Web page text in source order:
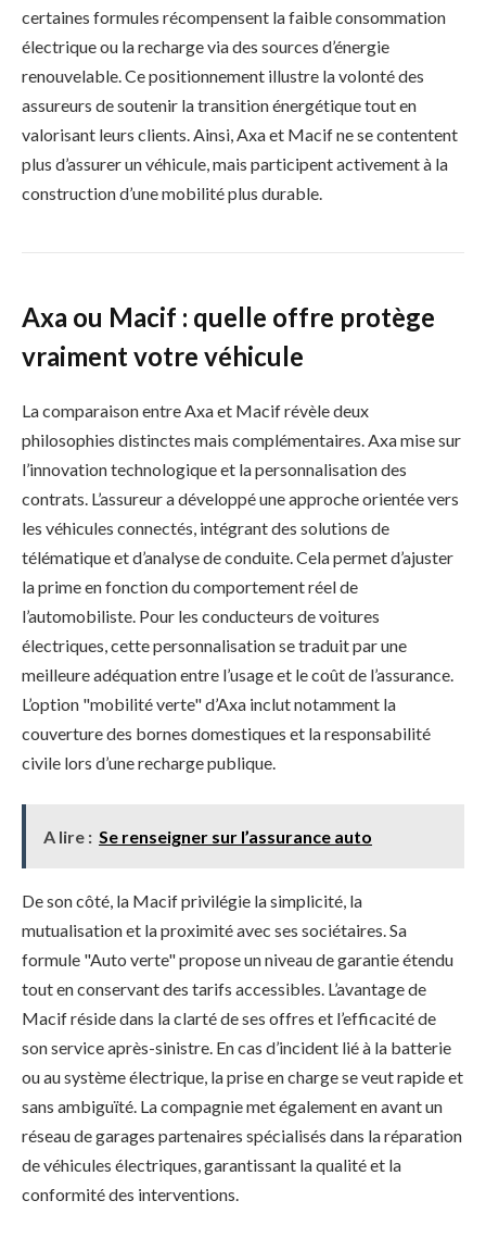
certaines formules récompensent la faible consommation
électrique ou la recharge via des sources d’énergie
renouvelable. Ce positionnement illustre la volonté des
assureurs de soutenir la transition énergétique tout en
valorisant leurs clients. Ainsi, Axa et Macif ne se contentent
plus d’assurer un véhicule, mais participent activement à la
construction d’une mobilité plus durable.
Axa ou Macif : quelle offre protège
vraiment votre véhicule
La comparaison entre Axa et Macif révèle deux
philosophies distinctes mais complémentaires. Axa mise sur
l’innovation technologique et la personnalisation des
contrats. L’assureur a développé une approche orientée vers
les véhicules connectés, intégrant des solutions de
télématique et d’analyse de conduite. Cela permet d’ajuster
la prime en fonction du comportement réel de
l’automobiliste. Pour les conducteurs de voitures
électriques, cette personnalisation se traduit par une
meilleure adéquation entre l’usage et le coût de l’assurance.
L’option "mobilité verte" d’Axa inclut notamment la
couverture des bornes domestiques et la responsabilité
civile lors d’une recharge publique.
A lire : Se renseigner sur l’assurance auto
De son côté, la Macif privilégie la simplicité, la
mutualisation et la proximité avec ses sociétaires. Sa
formule "Auto verte" propose un niveau de garantie étendu
tout en conservant des tarifs accessibles. L’avantage de
Macif réside dans la clarté de ses offres et l’efficacité de
son service après-sinistre. En cas d’incident lié à la batterie
ou au système électrique, la prise en charge se veut rapide et
sans ambiguïté. La compagnie met également en avant un
réseau de garages partenaires spécialisés dans la réparation
de véhicules électriques, garantissant la qualité et la
conformité des interventions.